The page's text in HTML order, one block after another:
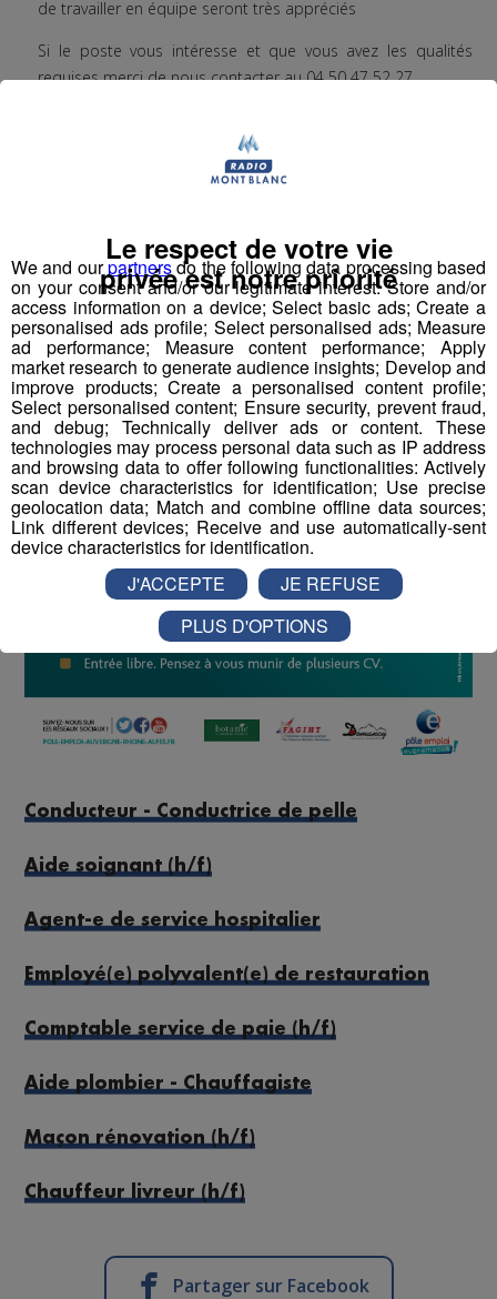
de travailler en équipe seront très appréciés
Si le poste vous intéresse et que vous avez les qualités
requises merci de nous contacter au 04 50 47 52 27
Conducteur - Conductrice de pelle
Aide soignant (h/f)
Agent-e de service hospitalier
Employé(e) polyvalent(e) de restauration
Comptable service de paie (h/f)
Aide plombier - Chauffagiste
Maçon rénovation (h/f)
Chauffeur livreur (h/f)
Partager sur Facebook
We and ourpartnersdo the following data processing based
on your consent and/or our legitimate interest: Store and/or
access information on a device; Select basic ads; Create a
personalised ads profile; Select personalised ads; Measure
ad performance; Measure content performance; Apply
market research to generate audience insights; Develop and
improve products; Create a personalised content profile;
Select personalised content; Ensure security, prevent fraud,
and debug; Technically deliver ads or content. These
technologies may process personal data such as IP address
and browsing data to offer following functionalities: Actively
scan device characteristics for identification; Use precise
geolocation data; Match and combine offline data sources;
Link different devices; Receive and use automatically-sent
device characteristics for identification.
Le respect de votre vie
privée est notre priorité
J'ACCEPTE
JE REFUSE
PLUS D'OPTIONS